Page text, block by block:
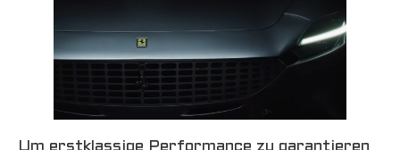
Um erstklassige Performance zu garantieren